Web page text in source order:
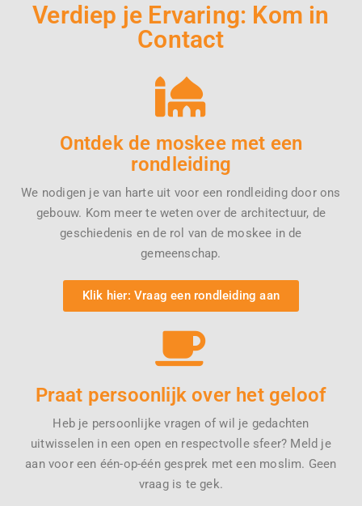
Verdiep je Ervaring: Kom in
Contact
Ontdek de moskee met een
rondleiding
We nodigen je van harte uit voor een rondleiding door ons
gebouw. Kom meer te weten over de architectuur, de
geschiedenis en de rol van de moskee in de
gemeenschap.
Klik hier: Vraag een rondleiding aan
Praat persoonlijk over het geloof
Heb je persoonlijke vragen of wil je gedachten
uitwisselen in een open en respectvolle sfeer? Meld je
aan voor een één-op-één gesprek met een moslim. Geen
vraag is te gek.